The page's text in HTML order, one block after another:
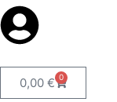
0,00 € 0